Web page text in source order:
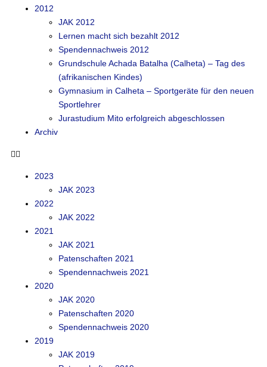
2012
JAK 2012
Lernen macht sich bezahlt 2012
Spendennachweis 2012
Grundschule Achada Batalha (Calheta) – Tag des
(afrikanischen Kindes)
Gymnasium in Calheta – Sportgeräte für den neuen
Sportlehrer
Jurastudium Mito erfolgreich abgeschlossen
Archiv
2023
JAK 2023
2022
JAK 2022
2021
JAK 2021
Patenschaften 2021
Spendennachweis 2021
2020
JAK 2020
Patenschaften 2020
Spendennachweis 2020
2019
JAK 2019